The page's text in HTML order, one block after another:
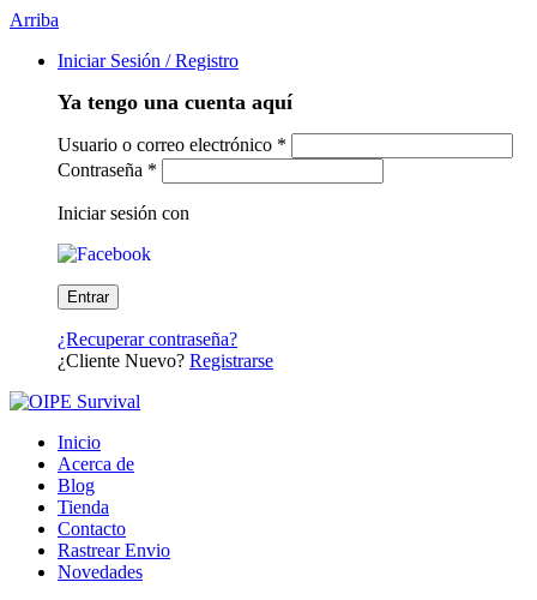
Arriba
Iniciar Sesión / Registro
Ya tengo una cuenta aquí
Usuario o correo electrónico *
Contraseña *
Iniciar sesión con
¿Recuperar contraseña?
¿Cliente Nuevo? Registrarse
Inicio
Acerca de
Blog
Tienda
Contacto
Rastrear Envio
Novedades